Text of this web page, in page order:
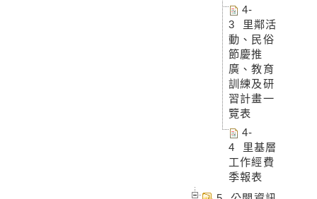
4-
3 里鄰活
動、民俗
節慶推
廣、教育
訓練及研
習計畫一
覽表
4-
4 里基層
工作經費
季報表